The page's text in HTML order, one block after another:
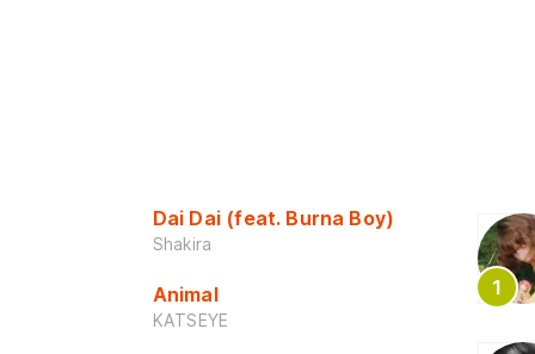
Dai Dai (feat. Burna Boy)
Shakira
Animal
KATSEYE